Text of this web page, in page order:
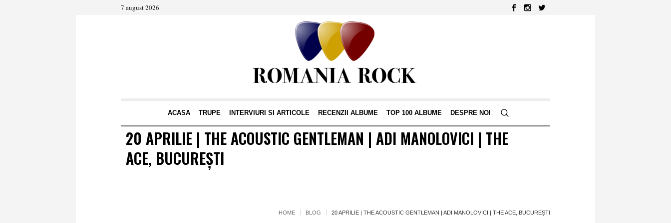
7 august 2026
ACASA TRUPE INTERVIURI SI ARTICOLE RECENZII ALBUME TOP 100 ALBUME DESPRE NOI
20 APRILIE | THE ACOUSTIC GENTLEMAN | ADI MANOLOVICI | THE
ACE, BUCUREȘTI
HOME BLOG 20 APRILIE | THE ACOUSTIC GENTLEMAN | ADI MANOLOVICI | THE ACE, BUCUREȘTI